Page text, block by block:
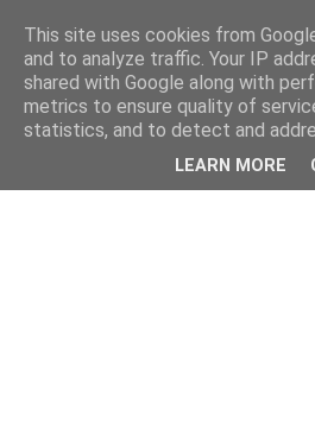
This site uses cookies from
and to analyze traffic. Your IP
shared with Google along with
metrics to ensure quality of
statistics, and to detect and
LEARN MORE